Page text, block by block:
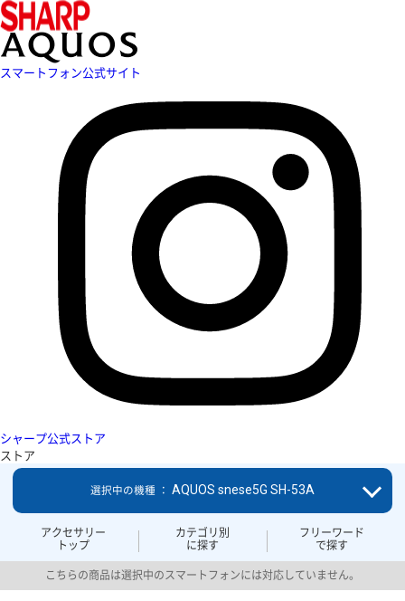
スマートフォン公式サイト
シャープ公式ストア
ストア
アクセサリー
トップ
カテゴリ別
に探す
フリーワード
で探す
選択中の機種 ： AQUOS snese5G SH-53A
こちらの商品は選択中のスマートフォンには対応していません。